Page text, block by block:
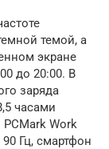
темой, а
экране
до 20:00. В
заряда
часами
PCMark Work
Гц, смартфон